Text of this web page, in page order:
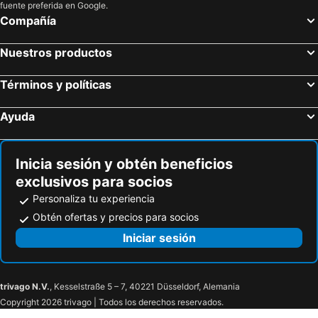
Cancún, Quintana Roo Hoteles
Guadalajara, Jalisco Hoteles
Cabo San Lucas, Baja California Sur Hoteles
Acapulco de Juárez, Guerrero Hoteles
fuente preferida en Google.
Compañía
Nuestros productos
Términos y políticas
Ayuda
Inicia sesión y obtén beneficios
exclusivos para socios
Personaliza tu experiencia
Obtén ofertas y precios para socios
Iniciar sesión
trivago N.V., Kesselstraße 5 – 7, 40221 Düsseldorf, Alemania
Copyright 2026 trivago | Todos los derechos reservados.